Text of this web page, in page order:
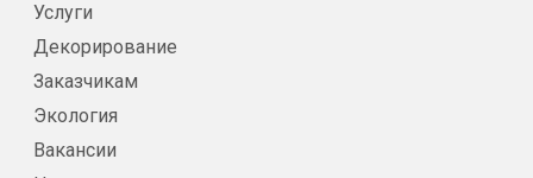
Услуги
Декорирование
Заказчикам
Экология
Вакансии